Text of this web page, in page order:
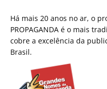
Há mais 20 anos no ar, o
PROPAGANDA é o mais
cobre a excelência da
Brasil.